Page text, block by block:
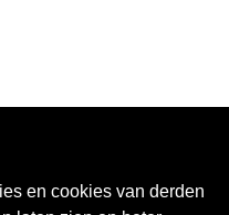
en cookies van derden